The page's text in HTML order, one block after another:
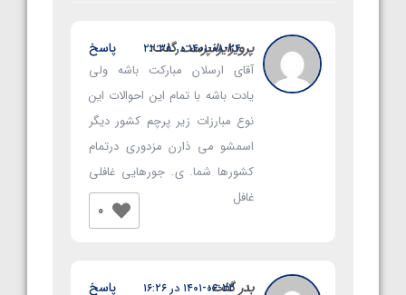
پرویزایرانپرستگفت: ۱۴۰۱-۰۸-۲۴ در ۲۲:۳۸
آقای ارسلان مبارکت باشه ولی
یادت باشه با تمام این احوالات این
نوع مبارزات زیر پرچم کشور دیگر
اسمشو می ذارن مزدوری درتمام
کشورها شما. ی. جورهایی غافلی
غافل
0
پاسخ
بدر گفت:
۱۴۰۱-۰۶-۲۲ در ۱۶:۲۶ پاسخ